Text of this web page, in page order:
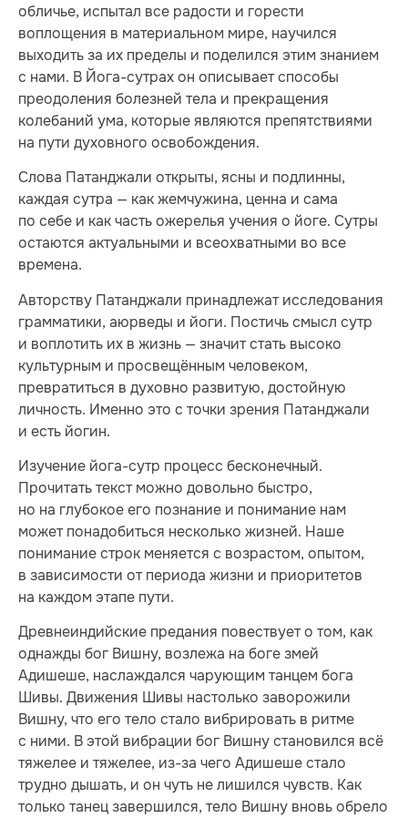
обличье, испытал все радости и горести
воплощения в материальном мире, научился
выходить за их пределы и поделился этим знанием
с нами. В Йога-сутрах он описывает способы
преодоления болезней тела и прекращения
колебаний ума, которые являются препятствиями
на пути духовного освобождения.
Слова Патанджали открыты, ясны и подлинны,
каждая сутра — как жемчужина, ценна и сама
по себе и как часть ожерелья учения о йоге. Сутры
остаются актуальными и всеохватными во все
времена.
Авторству Патанджали принадлежат исследования
грамматики, аюрведы и йоги. Постичь смысл сутр
и воплотить их в жизнь — значит стать высоко
культурным и просвещённым человеком,
превратиться в духовно развитую, достойную
личность. Именно это с точки зрения Патанджали
и есть йогин.
Изучение йога-сутр процесс бесконечный.
Прочитать текст можно довольно быстро,
но на глубокое его познание и понимание нам
может понадобиться несколько жизней. Наше
понимание строк меняется с возрастом, опытом,
в зависимости от периода жизни и приоритетов
на каждом этапе пути.
Древнеиндийские предания повествует о том, как
однажды бог Вишну, возлежа на боге змей
Адишеше, наслаждался чарующим танцем бога
Шивы. Движения Шивы настолько заворожили
Вишну, что его тело стало вибрировать в ритме
с ними. В этой вибрации бог Вишну становился всё
тяжелее и тяжелее, из-за чего Адишеше стало
трудно дышать, и он чуть не лишился чувств. Как
только танец завершился, тело Вишну вновь обрело